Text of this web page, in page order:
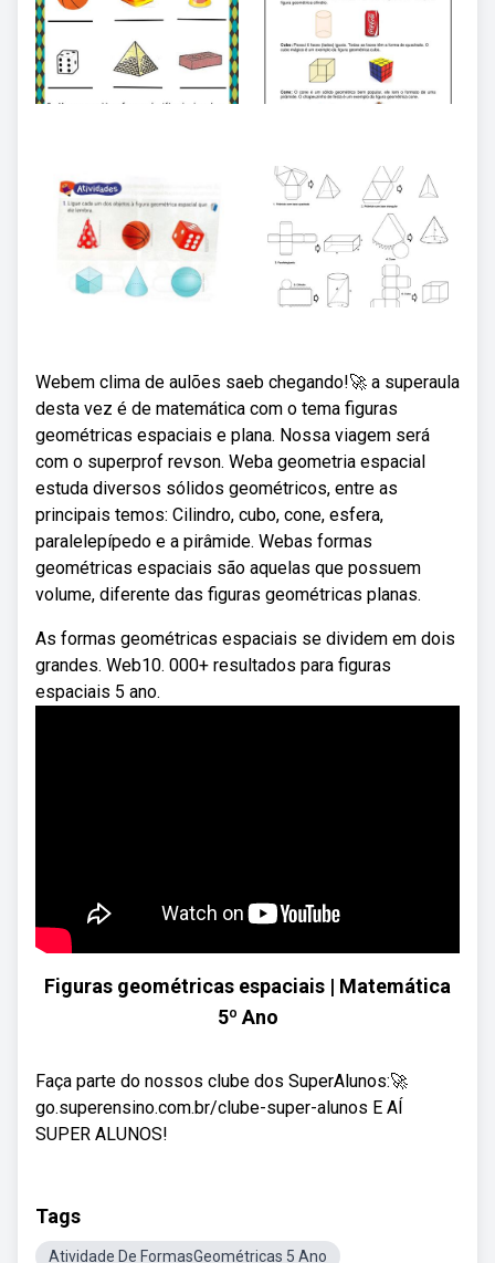
Webem clima de aulões saeb chegando!🚀 a superaula
desta vez é de matemática com o tema figuras
geométricas espaciais e plana. Nossa viagem será
com o superprof revson. Weba geometria espacial
estuda diversos sólidos geométricos, entre as
principais temos: Cilindro, cubo, cone, esfera,
paralelepípedo e a pirâmide. Webas formas
geométricas espaciais são aquelas que possuem
volume, diferente das figuras geométricas planas.
As formas geométricas espaciais se dividem em dois
grandes. Web10. 000+ resultados para figuras
espaciais 5 ano.
Figuras geométricas espaciais | Matemática
5º Ano
Faça parte do nossos clube dos SuperAlunos:🚀
go.superensino.com.br/clube-super-alunos E AÍ
SUPER ALUNOS!
Tags
Atividade De FormasGeométricas 5 Ano